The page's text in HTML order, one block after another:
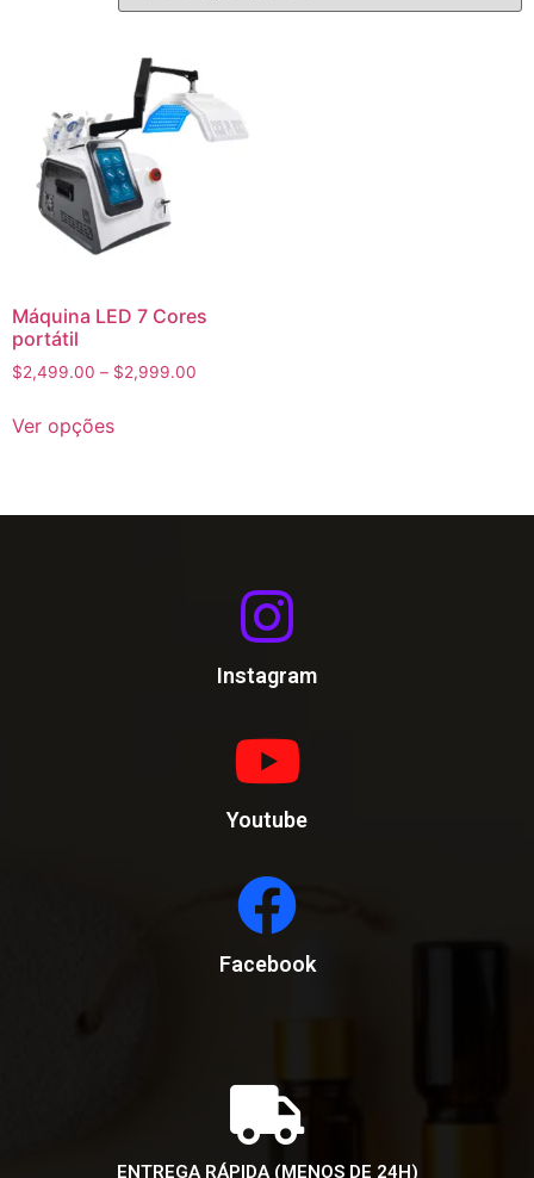
Máquina LED 7 Cores
portátil
$2,499.00 – $2,999.00
Ver opções
Instagram
Youtube
Facebook
ENTREGA RÁPIDA (MENOS DE 24H)